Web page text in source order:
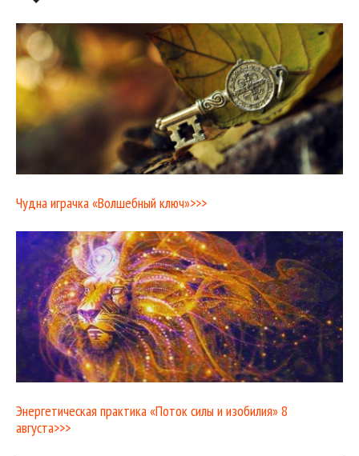
Чудна играчка «Волшебный ключ»>>>
Энергетическая практика «Поток силы и изобилия» 8
августа>>>